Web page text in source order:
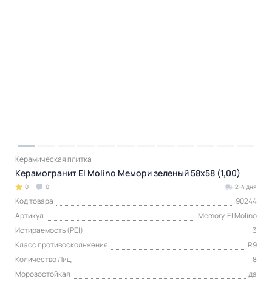
Керамическая плитка
Керамогранит El Molino Мемори зеленый 58x58 (1,00)
0 0 2-4 дня
Код товара
90244
Артикул
Memory, El Molino
Истираемость (PEI)
3
Класс противоскольжения
R9
Количество Лиц
8
Морозостойкая
да